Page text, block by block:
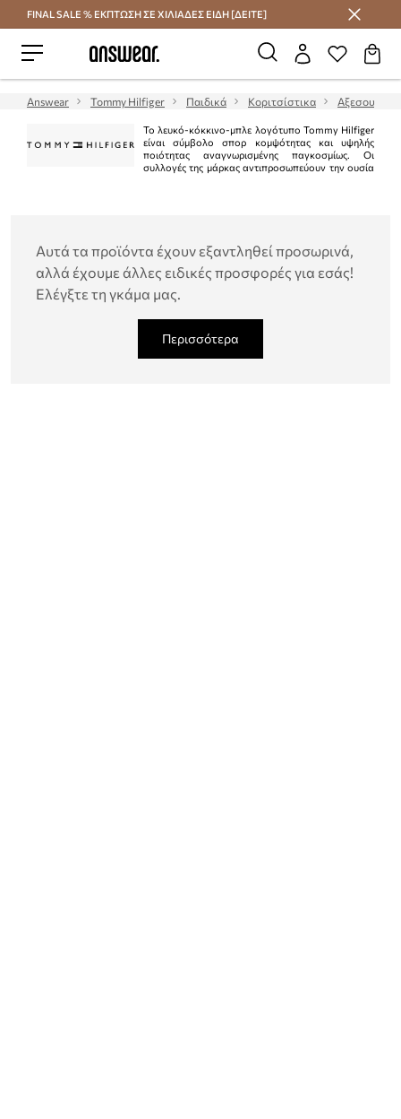
Εξοικονομήστε με το Answear Club
FINAL SALE % ΕΚΠΤΩΣΗ ΣΕ ΧΙΛΙΑΔΕΣ ΕΙΔΗ [ΔΕΙΤΕ]
Answear Tommy Hilfiger Παιδικά Κοριτσίστικα Αξεσουάρ
Το λευκό-κόκκινο-μπλε λογότυπο Tommy Hilfiger
είναι σύμβολο σπορ κομψότητας και υψηλής
ποιότητας αναγνωρισμένης παγκοσμίως. Οι
συλλογές της μάρκας αντιπροσωπεύουν την ουσία
Αυτά τα προϊόντα έχουν εξαντληθεί προσωρινά,
αλλά έχουμε άλλες ειδικές προσφορές για εσάς!
Ελέγξτε τη γκάμα μας.
Περισσότερα